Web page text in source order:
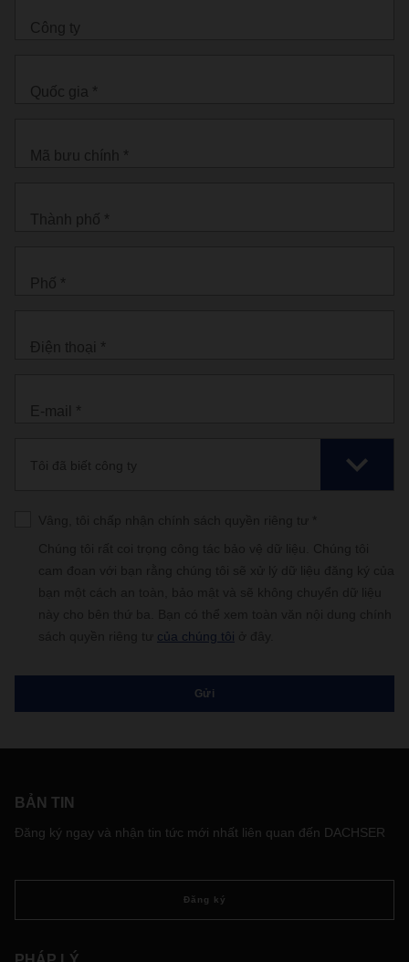
Công ty
Quốc gia *
Mã bưu chính *
Thành phố *
Phố *
Điện thoại *
E-mail *
Tôi đã biết công ty
của chúng tôi
BẢN TIN
Đăng ký ngay và nhận tin tức mới nhất liên quan đến DACHSER
Đăng ký